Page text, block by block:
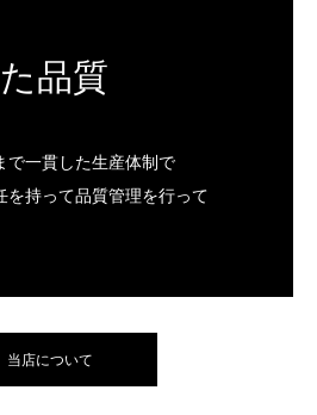
品質
で一貫した生産体制で
を持って品質管理を行って
当店について